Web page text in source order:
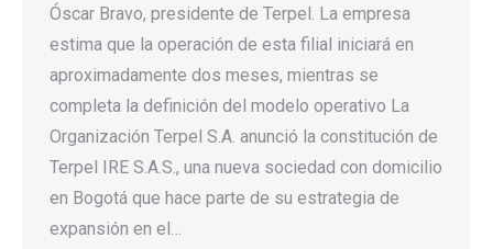
Óscar Bravo, presidente de Terpel. La empresa
estima que la operación de esta filial iniciará en
aproximadamente dos meses, mientras se
completa la definición del modelo operativo La
Organización Terpel S.A. anunció la constitución de
Terpel IRE S.A.S., una nueva sociedad con domicilio
en Bogotá que hace parte de su estrategia de
expansión en el…